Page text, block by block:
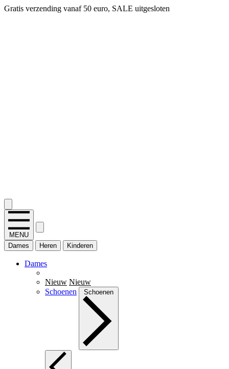
Gratis verzending vanaf 50 euro, SALE uitgesloten
MENU
Dames
Heren Kinderen
Dames
Nieuw Nieuw
Schoenen
Schoenen